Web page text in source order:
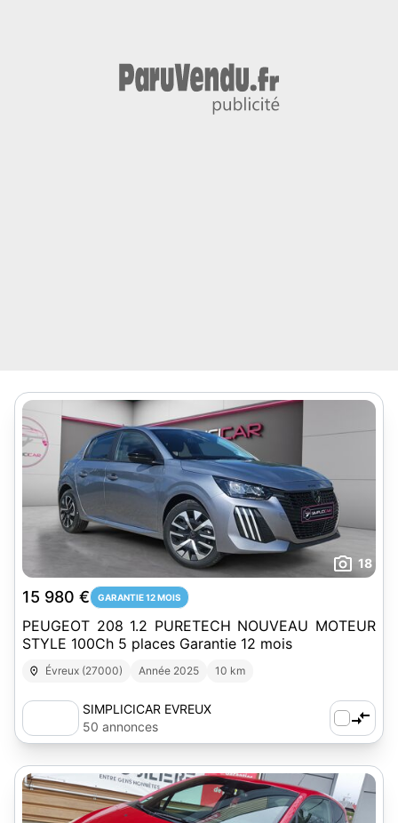
18
15 980 € GARANTIE 12 MOIS
PEUGEOT 208 1.2 PURETECH NOUVEAU MOTEUR
STYLE 100Ch 5 places Garantie 12 mois
Évreux (27000) Année 2025 10 km
SIMPLICICAR EVREUX
50 annonces